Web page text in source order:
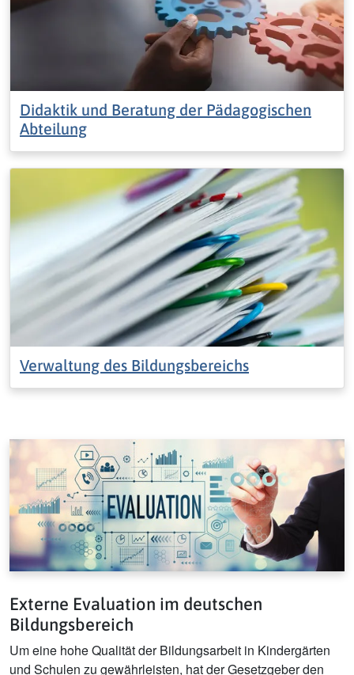
Didaktik und Beratung der Pädagogischen
Abteilung
Verwaltung des Bildungsbereichs
Externe Evaluation im deutschen
Bildungsbereich
Um eine hohe Qualität der Bildungsarbeit in Kindergärten
und Schulen zu gewährleisten, hat der Gesetzgeber den